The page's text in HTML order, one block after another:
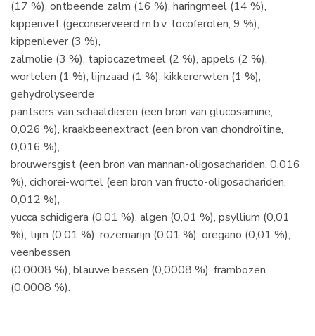
(17 %), ontbeende zalm (16 %), haringmeel (14 %),
kippenvet (geconserveerd m.b.v. tocoferolen, 9 %),
kippenlever (3 %),
zalmolie (3 %), tapiocazetmeel (2 %), appels (2 %),
wortelen (1 %), lijnzaad (1 %), kikkererwten (1 %),
gehydrolyseerde
pantsers van schaaldieren (een bron van glucosamine,
0,026 %), kraakbeenextract (een bron van chondroïtine,
0,016 %),
brouwersgist (een bron van mannan-oligosachariden, 0,016
%), cichorei-wortel (een bron van fructo-oligosachariden,
0,012 %),
yucca schidigera (0,01 %), algen (0,01 %), psyllium (0,01
%), tijm (0,01 %), rozemarijn (0,01 %), oregano (0,01 %),
veenbessen
(0,0008 %), blauwe bessen (0,0008 %), frambozen
(0,0008 %).